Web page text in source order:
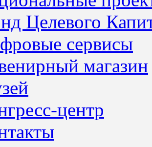
Целевого
сервисы
магазин
центр